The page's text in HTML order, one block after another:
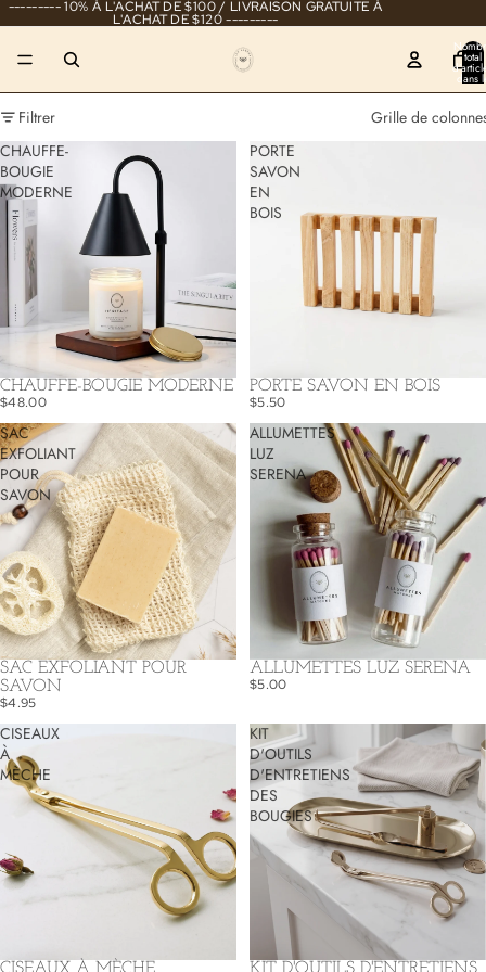
--------- 10% À L'ACHAT DE $100 / LIVRAISON GRATUITE À
L'ACHAT DE $120 ---------
total
dans
Filtrer
Grille de
CHAUFFE-
BOUGIE
MODERNE
CHAUFFE-BOUGIE MODERNE
$48.00
PORTE
SAVON
EN
BOIS
PORTE SAVON EN BOIS
$5.50
SAC
EXFOLIANT
POUR
SAVON
SAC EXFOLIANT POUR
SAVON
$4.95
ALLUMETTES
LUZ
SERENA
ALLUMETTES LUZ SERENA
$5.00
CISEAUX
À
MÈCHE
KIT
D'OUTILS
D'ENTRETIENS
DES
BOUGIES
Politique de confidentialité